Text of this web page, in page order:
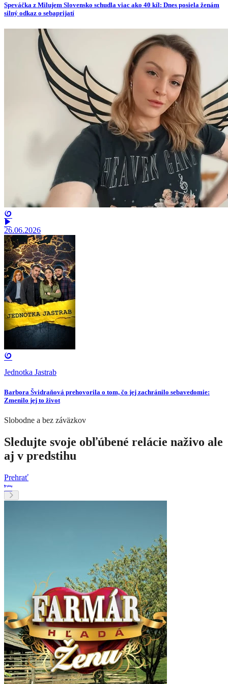
Speváčka z Milujem Slovensko schudla viac ako 40 kíl: Dnes posiela ženám
silný odkaz o sebaprijatí
26.06.2026
Jednotka Jastrab
Barbora Švidraňová prehovorila o tom, čo jej zachránilo sebavedomie:
Zmenilo jej to život
Slobodne a bez záväzkov
Sledujte svoje obľúbené relácie naživo ale
aj v predstihu
Prehrať